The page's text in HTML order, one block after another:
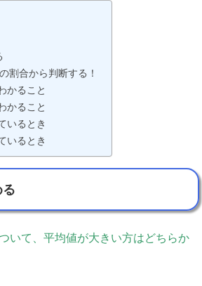
割合から判断する！
かること
かること
いるとき
いるとき
いて、平均値が大きい方はどちらか